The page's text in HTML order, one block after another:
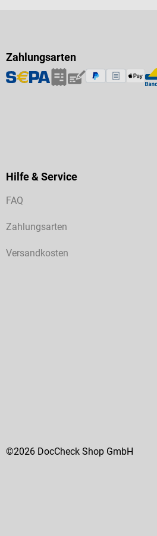
Zahlungsarten
Hilfe & Service
FAQ
Zahlungsarten
Versandkosten
©2026 DocCheck Shop GmbH